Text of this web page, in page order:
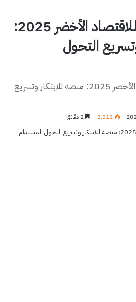
القمة العالمية للاقتصاد الأخضر 2025:
التحول
القمة العالمية للاقتصاد الأخضر 2025: منصة للابتكار وتسريع
3٬512